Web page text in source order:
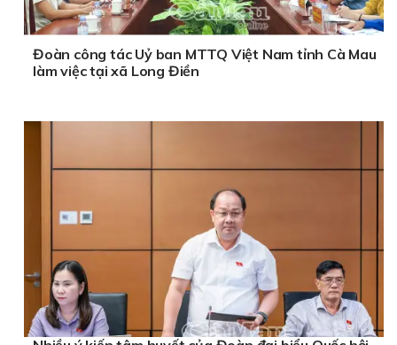
Đoàn công tác Uỷ ban MTTQ Việt Nam tỉnh Cà Mau
làm việc tại xã Long Điền